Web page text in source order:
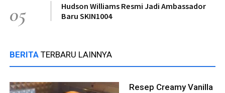
05
Hudson Williams Resmi Jadi Ambassador
Baru SKIN1004
BERITA TERBARU LAINNYA
Resep Creamy Vanilla